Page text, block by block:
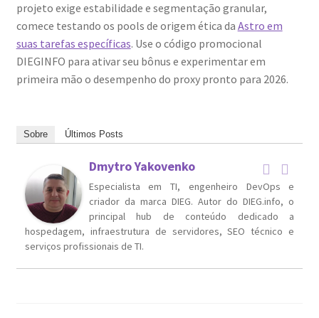
projeto exige estabilidade e segmentação granular,
comece testando os pools de origem ética da Astro em
suas tarefas específicas. Use o código promocional
DIEGINFO para ativar seu bônus e experimentar em
primeira mão o desempenho do proxy pronto para 2026.
Sobre Últimos Posts
Dmytro Yakovenko
Especialista em TI, engenheiro DevOps e
criador da marca DIEG. Autor do DIEG.info, o
principal hub de conteúdo dedicado a
hospedagem, infraestrutura de servidores, SEO técnico e
serviços profissionais de TI.